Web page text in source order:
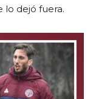
lo dejó fuera.